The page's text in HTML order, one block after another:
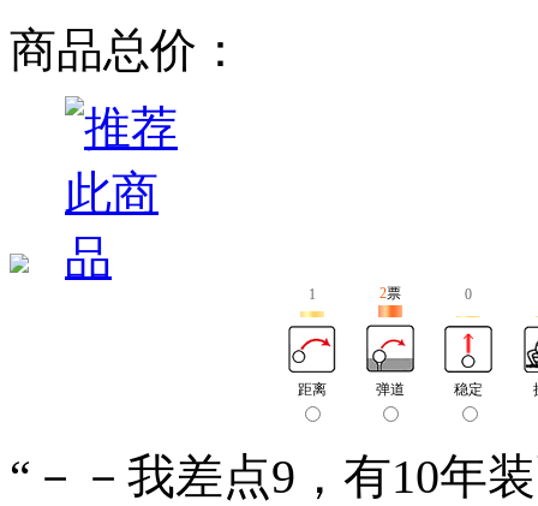
商品总价：
1 2票 0
距离 弹道 稳定
“－－我差点9，有10年